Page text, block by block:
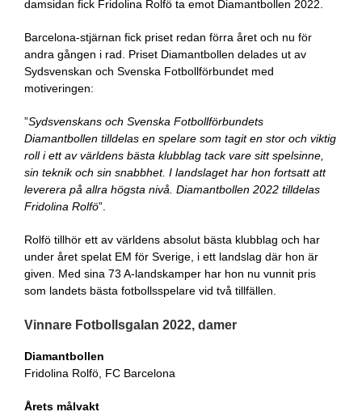
damsidan fick Fridolina Rolfö ta emot Diamantbollen 2022.
Barcelona-stjärnan fick priset redan förra året och nu för
andra gången i rad. Priset Diamantbollen delades ut av
Sydsvenskan och Svenska Fotbollförbundet med
motiveringen:
”Sydsvenskans och Svenska Fotbollförbundets
Diamantbollen tilldelas en spelare som tagit en stor och viktig
roll i ett av världens bästa klubblag tack vare sitt spelsinne,
sin teknik och sin snabbhet. I landslaget har hon fortsatt att
leverera på allra högsta nivå. Diamantbollen 2022 tilldelas
Fridolina Rolfö”.
Rolfö tillhör ett av världens absolut bästa klubblag och har
under året spelat EM för Sverige, i ett landslag där hon är
given. Med sina 73 A-landskamper har hon nu vunnit pris
som landets bästa fotbollsspelare vid två tillfällen.
Vinnare Fotbollsgalan 2022, damer
Diamantbollen
Fridolina Rolfö, FC Barcelona
Årets målvakt